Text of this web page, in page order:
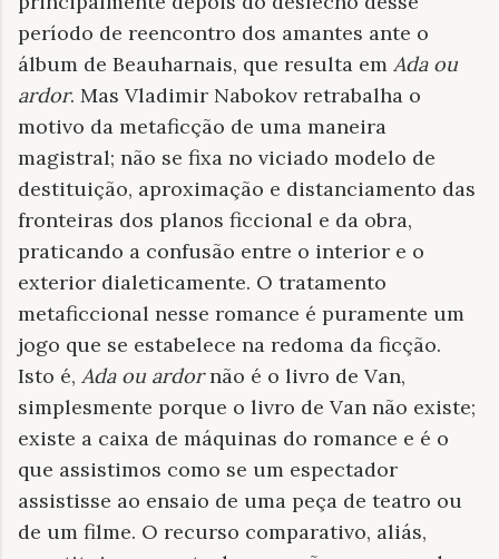
período de reencontro dos amantes ante o
álbum de Beauharnais, que resulta em Ada ou
ardor. Mas Vladimir Nabokov retrabalha o
motivo da metaficção de uma maneira
magistral; não se fixa no viciado modelo de
destituição, aproximação e distanciamento das
fronteiras dos planos ficcional e da obra,
praticando a confusão entre o interior e o
exterior dialeticamente. O tratamento
metaficcional nesse romance é puramente um
jogo que se estabelece na redoma da ficção.
Isto é, Ada ou ardornão é o livro de Van,
simplesmente porque o livro de Van não existe;
existe a caixa de máquinas do romance e é o
que assistimos como se um espectador
assistisse ao ensaio de uma peça de teatro ou
de um filme. O recurso comparativo, aliás,